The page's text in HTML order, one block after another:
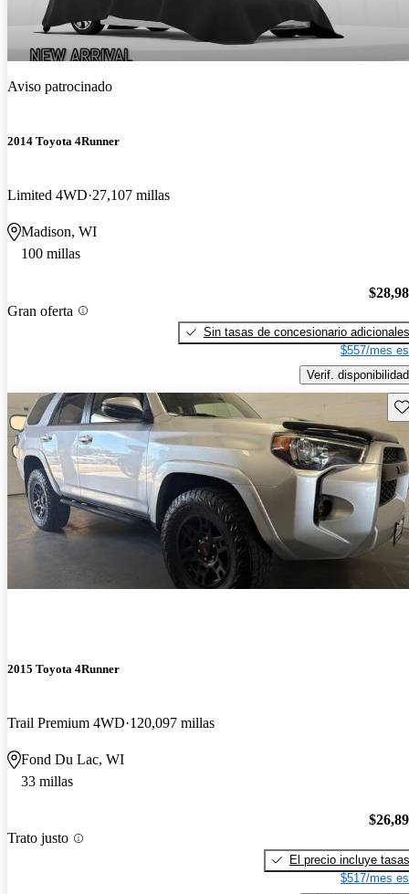
Aviso patrocinado
2014 Toyota 4Runner
Limited 4WD 27,107 millas
Madison, WI
100 millas
Gran oferta
Sin tasas de concesionario adicionales
$557/mes
Verif. disponibilidad
2015 Toyota 4Runner
Trail Premium 4WD 120,097 millas
Fond Du Lac, WI
33 millas
Trato justo
El precio incluye tasas
$517/mes